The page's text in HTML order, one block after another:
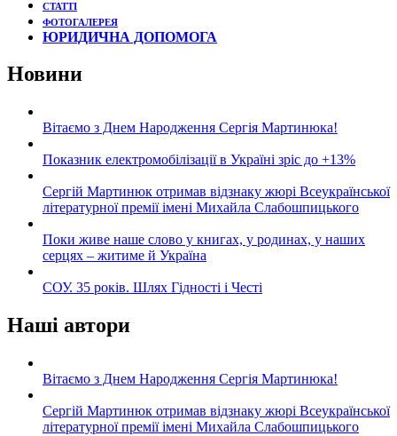
СТАТТІ
ФОТОГАЛЕРЕЯ
ЮРИДИЧНА ДОПОМОГА
Новини
Вітаємо з Днем Народження Сергія Мартинюка!
Показник електромобілізації в Україні зріс до +13%
Сергій Мартинюк отримав відзнаку жюрі Всеукраїнської
літературної премії імені Михайла Слабошпицького
Поки живе наше слово у книгах, у родинах, у наших
серцях – житиме й Україна
СОУ. 35 років. Шлях Гідності і Честі
Наші автори
Вітаємо з Днем Народження Сергія Мартинюка!
Сергій Мартинюк отримав відзнаку жюрі Всеукраїнської
літературної премії імені Михайла Слабошпицького